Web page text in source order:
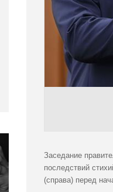
Заседание
последствий
(справа) перед